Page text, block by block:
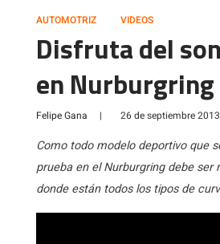
AUTOMOTRIZ VIDEOS
Disfruta del
en Nurburgring
Felipe Gana | 26 de septiembre 2013
Como todo modelo deportivo que
prueba en el Nurburgring debe ser
donde están todos los tipos de